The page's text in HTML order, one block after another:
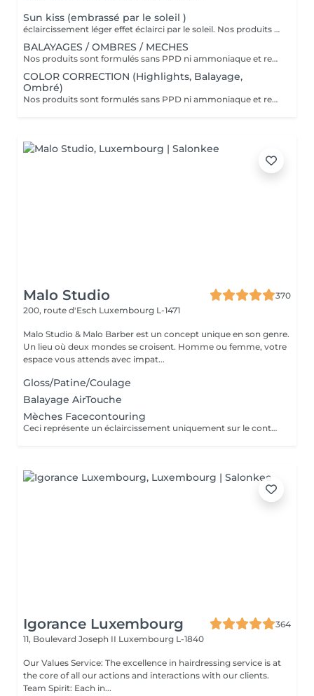
Sun kiss (embrassé par le soleil )
éclaircissement léger effet éclairci par le soleil. Nos produits sont formulés sans PPD ni ammoniaque et renferment des ingrédients d'origine naturelle comme l'aloe vera, le miel, le beurre de karité et la grenade. VEUILLEZ SÉLECTIONNER LE COIFFAGE PAR LA SUITE DE VOTRE RÉSERVATION SVP
BALAYAGES / OMBRES / MECHES
Nos produits sont formulés sans PPD ni ammoniaque et renferment des ingrédients d'origine naturelle comme l'aloe vera, le miel, le beurre de karité et la grenade. VEUILLEZ SÉLECTIONNER LE COIFFAGE PAR LA SUITE DE VOTRE RÉSERVATION SVP
COLOR CORRECTION (Highlights, Balayage,
Ombré)
Nos produits sont formulés sans PPD ni ammoniaque et renferment des ingrédients d'origine naturelle comme l'aloe vera, le miel, le beurre de karité et la grenade. VEUILLEZ SÉLECTIONNER LE COIFFAGE PAR LA SUITE DE VOTRE RÉSERVATION SVP
Malo Studio
370
200, route d'Esch Luxembourg L-1471
Malo Studio & Malo Barber est un concept unique en son genre.
Un lieu où deux mondes se croisent. Homme ou femme, votre
espace vous attends avec impat...
Gloss/Patine/Coulage
Balayage AirTouche
Mèches Facecontouring
Ceci représente un éclaircissement uniquement sur le contour du visage.
Igorance Luxembourg
364
11, Boulevard Joseph II Luxembourg L-1840
Our Values Service: The excellence in hairdressing service is at
the core of all our actions and interactions with our clients.
Team Spirit: Each in...